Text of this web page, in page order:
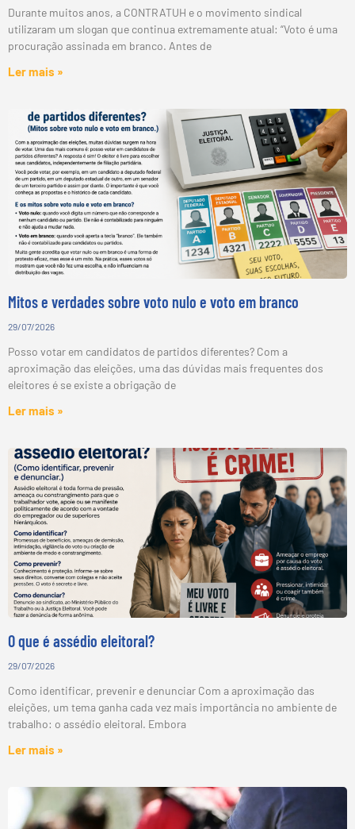
Durante muitos anos, a CONTRATUH e o movimento sindical
utilizaram um slogan que continua extremamente atual: “Voto é uma
procuração assinada em branco. Antes de
Ler mais »
Mitos e verdades sobre voto nulo e voto em branco
29/07/2026
Posso votar em candidatos de partidos diferentes? Com a
aproximação das eleições, uma das dúvidas mais frequentes dos
eleitores é se existe a obrigação de
Ler mais »
O que é assédio eleitoral?
29/07/2026
Como identificar, prevenir e denunciar Com a aproximação das
eleições, um tema ganha cada vez mais importância no ambiente de
trabalho: o assédio eleitoral. Embora
Ler mais »